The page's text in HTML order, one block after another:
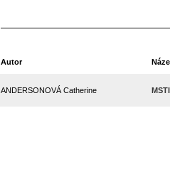
Autor
ANDERSONOVÁ Catherine